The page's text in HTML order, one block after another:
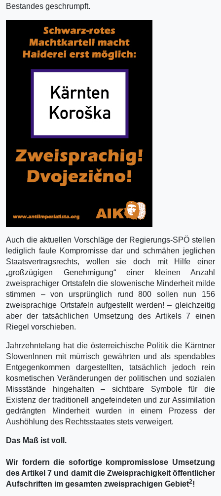
Bestandes geschrumpft.
Auch die aktuellen Vorschläge der Regierungs-SPÖ stellen
lediglich faule Kompromisse dar und schmähen jeglichen
Staatsvertragsrechts, wollen sie doch mit Hilfe einer
„großzügigen Genehmigung“ einer kleinen Anzahl
zweisprachiger Ortstafeln die slowenische Minderheit milde
stimmen – von ursprünglich rund 800 sollen nun 156
zweisprachige Ortstafeln aufgestellt werden! – gleichzeitig
aber der tatsächlichen Umsetzung des Artikels 7 einen
Riegel vorschieben.
Jahrzehntelang hat die österreichische Politik die Kärntner
SlowenInnen mit mürrisch gewährten und als spendables
Entgegenkommen dargestellten, tatsächlich jedoch rein
kosmetischen Veränderungen der politischen und sozialen
Missstände hingehalten – sichtbare Symbole für die
Existenz der traditionell angefeindeten und zur Assimilation
gedrängten Minderheit wurden in einem Prozess der
Aushöhlung des Rechtsstaates stets verweigert.
Das Maß ist voll.
Wir fordern die sofortige kompromisslose Umsetzung
des Artikel 7 und damit die Zweisprachigkeit öffentlicher
Aufschriften im gesamten zweisprachigen Gebiet2!